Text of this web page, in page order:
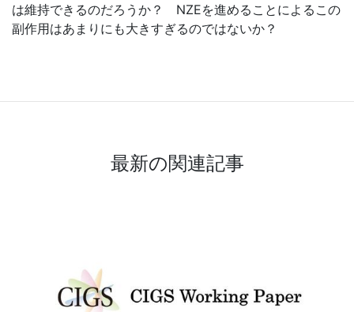
は維持できるのだろうか？ NZEを進めることによるこの
副作用はあまりにも大きすぎるのではないか？
最新の関連記事